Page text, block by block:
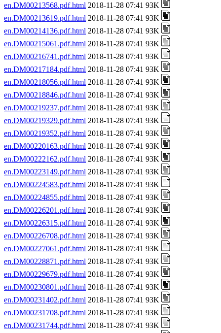
en.DM00213568.pdf.html 2018-11-28 07:41 93K
en.DM00213619.pdf.html 2018-11-28 07:41 93K
en.DM00214136.pdf.html 2018-11-28 07:41 93K
en.DM00215061.pdf.html 2018-11-28 07:41 93K
en.DM00216741.pdf.html 2018-11-28 07:41 93K
en.DM00217184.pdf.html 2018-11-28 07:41 93K
en.DM00218056.pdf.html 2018-11-28 07:41 93K
en.DM00218846.pdf.html 2018-11-28 07:41 93K
en.DM00219237.pdf.html 2018-11-28 07:41 93K
en.DM00219329.pdf.html 2018-11-28 07:41 93K
en.DM00219352.pdf.html 2018-11-28 07:41 93K
en.DM00220163.pdf.html 2018-11-28 07:41 93K
en.DM00222162.pdf.html 2018-11-28 07:41 93K
en.DM00223149.pdf.html 2018-11-28 07:41 93K
en.DM00224583.pdf.html 2018-11-28 07:41 93K
en.DM00224855.pdf.html 2018-11-28 07:41 93K
en.DM00226201.pdf.html 2018-11-28 07:41 93K
en.DM00226315.pdf.html 2018-11-28 07:41 93K
en.DM00226708.pdf.html 2018-11-28 07:41 93K
en.DM00227061.pdf.html 2018-11-28 07:41 93K
en.DM00228871.pdf.html 2018-11-28 07:41 93K
en.DM00229679.pdf.html 2018-11-28 07:41 93K
en.DM00230801.pdf.html 2018-11-28 07:41 93K
en.DM00231402.pdf.html 2018-11-28 07:41 93K
en.DM00231708.pdf.html 2018-11-28 07:41 93K
en.DM00231744.pdf.html 2018-11-28 07:41 93K